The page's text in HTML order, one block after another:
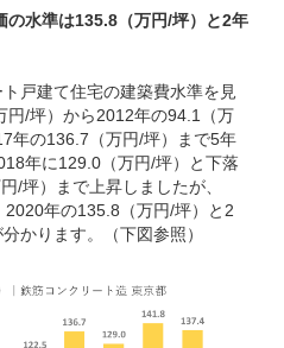
の水準は135.8（万円/坪）と2年
戸建て住宅の建築費水準を見
円/坪）から2012年の94.1（万
年の136.7（万円/坪）まで5年
年に129.0（万円/坪）と下落
/坪）まで上昇しましたが、
年の135.8（万円/坪）と2
かります。（下図参照）